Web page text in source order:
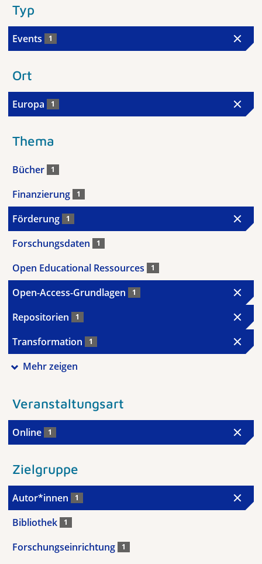
Typ
Events 1
Ort
Europa 1
Thema
Bücher 1
Finanzierung 1
Förderung 1
Forschungsdaten 1
Open Educational Ressources 1
Open-Access-Grundlagen 1
Repositorien 1
Transformation 1
Mehr zeigen
Veranstaltungsart
Online 1
Zielgruppe
Autor*innen 1
Bibliothek 1
Forschungseinrichtung 1